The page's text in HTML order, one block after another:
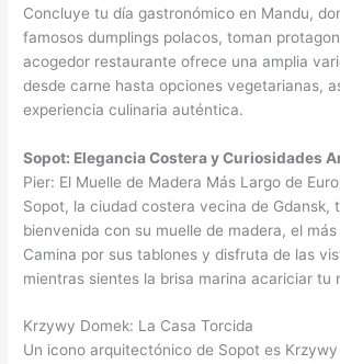
Concluye tu día gastronómico en Mandu,
famosos dumplings polacos, toman
acogedor restaurante ofrece una amplia
desde carne hasta opciones vegetarianas,
experiencia culinaria auténtica.
Sopot: Elegancia Costera y Curiosidades
Pier: El Muelle de Madera Más Largo de
Sopot, la ciudad costera vecina de Gdansk,
bienvenida con su muelle de madera, el
Camina por sus tablones y disfruta de las
mientras sientes la brisa marina acariciar tu
Krzywy Domek: La Casa Torcida
Un icono arquitectónico de Sopot es Krzywy